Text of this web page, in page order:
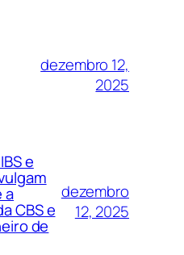
dezembro 12,
2025
e
a
CBS e
de
dezembro
12, 2025